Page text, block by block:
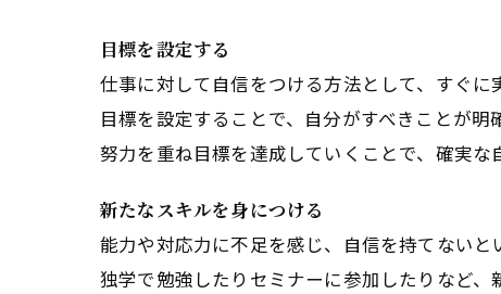
目標を設定する
仕事に対して自信をつける方法として、すぐに
目標を設定することで、自分がすべきことが明
努力を重ね目標を達成していくことで、確実な
新たなスキルを身につける
能力や対応力に不足を感じ、自信を持てないと
独学で勉強したりセミナーに参加したりなど、